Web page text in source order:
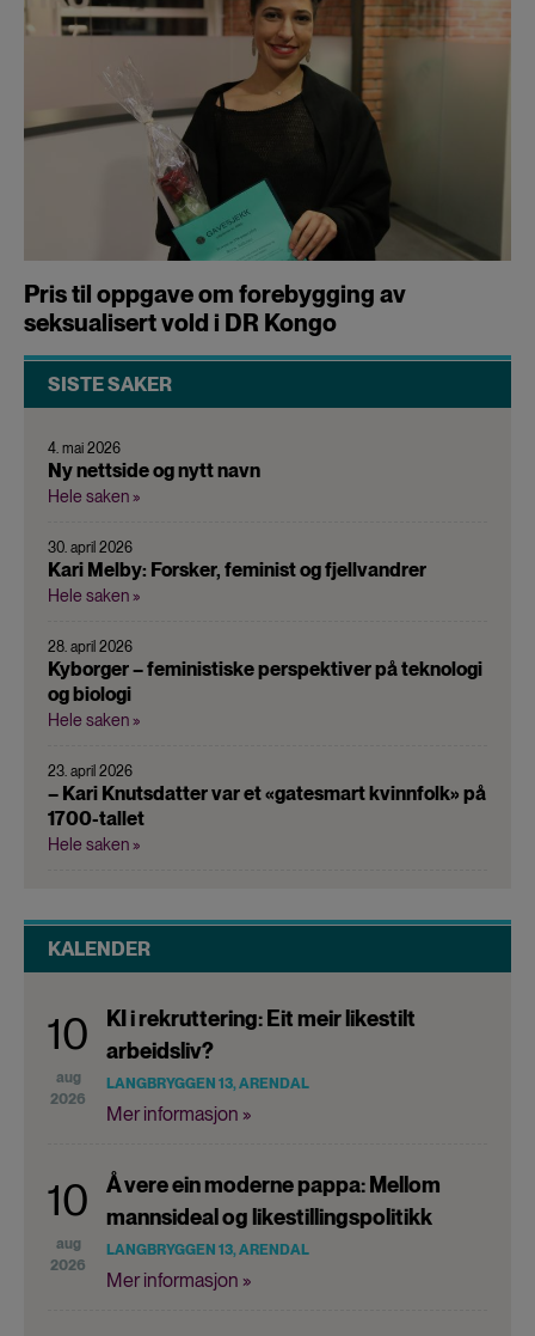
Pris til oppgave om forebygging av
seksualisert vold i DR Kongo
SISTE SAKER
4. mai 2026
Ny nettside og nytt navn
Hele saken »
30. april 2026
Kari Melby: Forsker, feminist og fjellvandrer
Hele saken »
28. april 2026
Kyborger – feministiske perspektiver på teknologi
og biologi
Hele saken »
23. april 2026
– Kari Knutsdatter var et «gatesmart kvinnfolk» på
1700-tallet
Hele saken »
KALENDER
10
aug
2026
KI i rekruttering: Eit meir likestilt
arbeidsliv?
LANGBRYGGEN 13, ARENDAL
Mer informasjon »
10
aug
2026
Å vere ein moderne pappa: Mellom
mannsideal og likestillingspolitikk
LANGBRYGGEN 13, ARENDAL
Mer informasjon »